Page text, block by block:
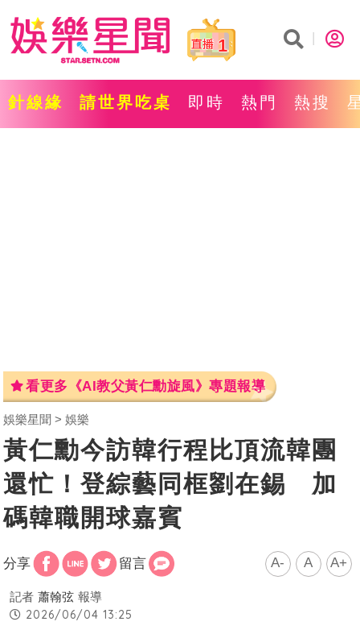
1
針線緣 請世界吃桌 即時 熱門 熱搜
看更多《AI教父黃仁勳旋風》專題報導
娛樂星聞 娛樂
黃仁勳今訪韓行程比頂流韓團
還忙！登綜藝同框劉在錫 加
碼韓職開球嘉賓
分享 留言 A- A A+
記者 蕭翰弦 報導
2026/06/04 13:25